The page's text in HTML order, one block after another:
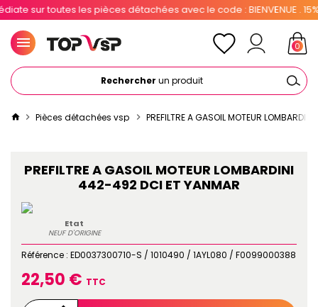
sur toutes les pièces détachées avec le code : BIENVENUE . 15%
Rechercher un produit
0
Pièces détachées vsp PREFILTRE A GASOIL MOTEUR
PREFILTRE A GASOIL MOTEUR LOMBARDINI
442-492 DCI ET YANMAR
Etat
NEUF D'ORIGINE
Référence : ED0037300710-S / 1010490 / 1AYL080 / F0099000388
22,50 € TTC